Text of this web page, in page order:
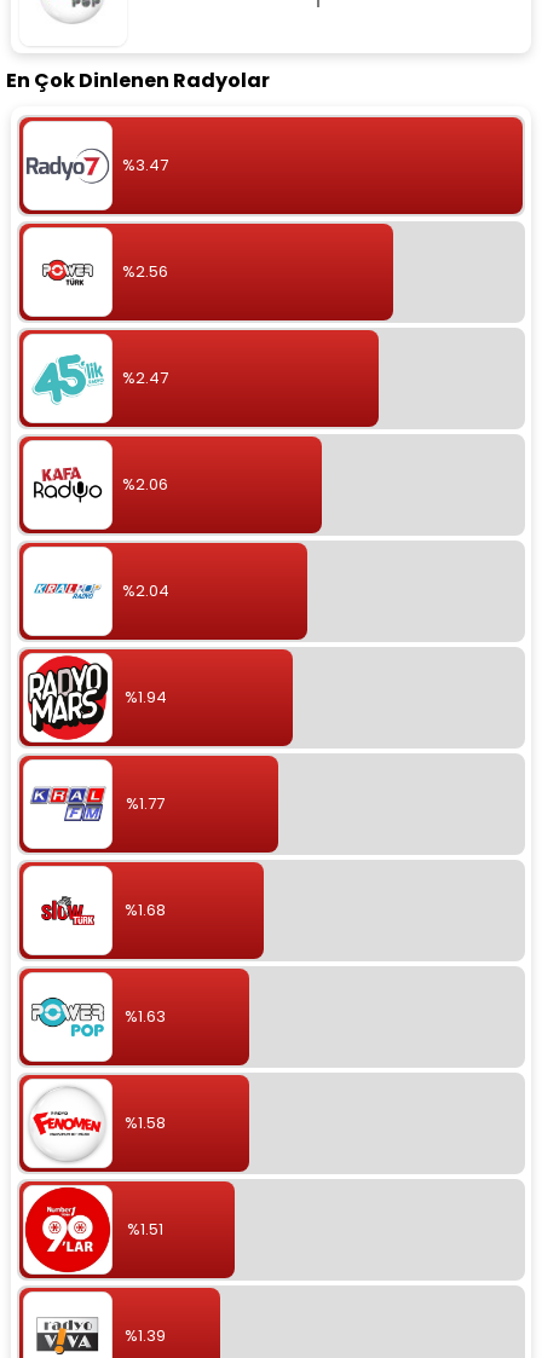
En Çok Dinlenen Radyolar
%3.47
%2.56
%2.47
%2.06
%2.04
%1.94
%1.77
%1.68
%1.63
%1.58
%1.51
%1.39